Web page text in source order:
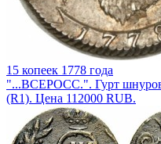
15 копеек 1778 года
"...ВСЕРОСС.". Гурт
(R1). Цена 112000 RUB.